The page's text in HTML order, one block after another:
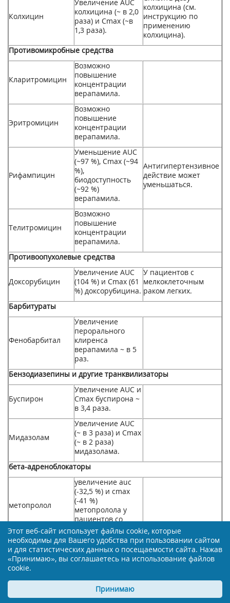
Колхицин
Увеличение AUC
колхицина (~ в 2,0
раза) и Сmах (~в
1,3 раза).
колхицина (см.
инструкцию по
применению
колхицина).
Противомикробные средства
Кларитромицин
Возможно
повышение
концентрации
верапамила.
Эритромицин
Возможно
повышение
концентрации
верапамила.
Рифампицин
Уменьшение AUC
(~97 %), Сmах (~94
%),
биодоступность
(~92 %)
верапамила.
Антигипертензивное
действие может
уменьшаться.
Телитромицин
Возможно
повышение
концентрации
верапамила.
Противоопухолевые средства
Доксорубицин
Увеличение AUC
(104 %) и Сmах (61
%) доксорубицина.
У пациентов с
мелкоклеточным
раком легких.
Барбитураты
Фенобарбитал
Увеличение
перорального
клиренса
верапамила ~ в 5
раз.
Бензодиазепины и другие транквилизаторы
Буспирон
Увеличение AUC и
Сmах буспирона ~
в 3,4 раза.
Мидазолам
Увеличение AUC
(~ в 3 раза) и Сmах
(~ в 2 раза)
мидазолама.
бета-адреноблокаторы
метопролол
увеличение auc
(-32,5 %) и сmах
(-41 %)
метопролола у
пациентов со
стенокардией.
указания".
пропранолол
увеличение auc
(-65 %) и сmах(-94
%) пропранолола у
стенокардией.
сердечные гликозиды
Этот веб-сайт использует файлы cookie, которые
необходимы для Вашего удобства при пользовании сайтом
и для статистических данных о посещаемости сайта. Нажав
«Принимаю», вы соглашаетесь на использование файлов
cookie.
Принимаю